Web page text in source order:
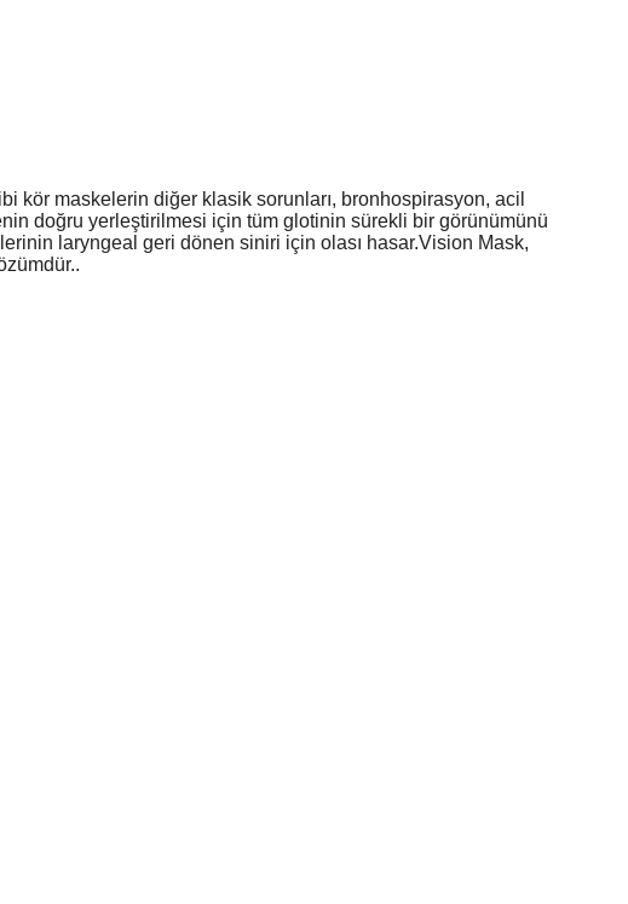
kör maskelerin diğer klasik sorunları, bronhospirasyon, acil
doğru yerleştirilmesi için tüm glotinin sürekli bir görünümünü
laryngeal geri dönen siniri için olası hasar.Vision Mask,